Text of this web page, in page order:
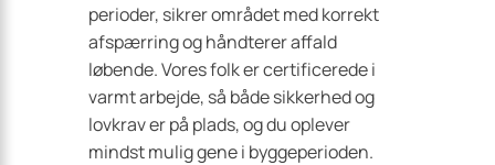
perioder, sikrer området med korrekt
afspærring og håndterer affald
løbende. Vores folk er certi­ficerede i
varmt arbejde, så både sikkerhed og
lovkrav er på plads, og du oplever
mindst mulig gene i byggeperioden.